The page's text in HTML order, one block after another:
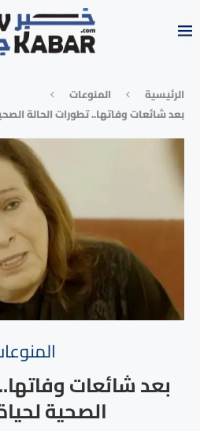
الرئيسية
المنوعات
بعد شائعات وفاتها.. تطورات الحالة
بعد شائعات
الصحية